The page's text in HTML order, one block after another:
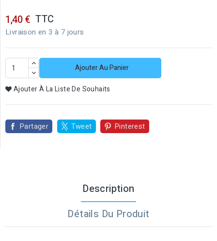
1,40 € TTC
Livraison en 3 à 7 jours
Ajouter Au Panier
Ajouter À La Liste De Souhaits
Partager Tweet Pinterest
Description
Détails Du Produit